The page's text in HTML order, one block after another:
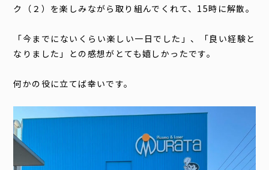
ク（２）を楽しみながら取り組んでくれて、15時に解散。
「今までにないくらい楽しい一日でした」、「良い経験と
なりました」との感想がとても嬉しかったです。
何かの役に立てば幸いです。